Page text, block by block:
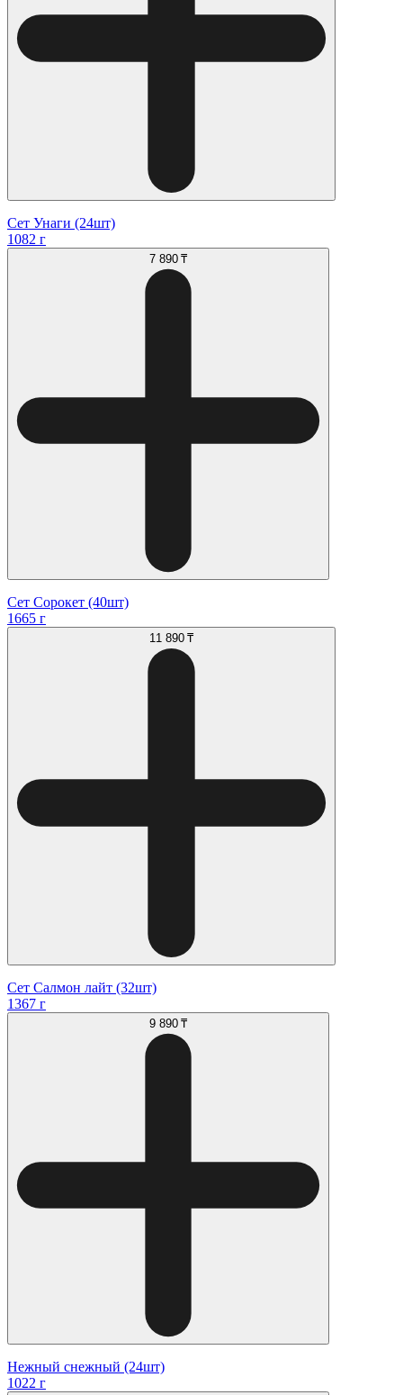
Сет Унаги (24шт)
1082 г
7 890 ₸
Сет Сорокет (40шт)
1665 г
11 890 ₸
Сет Салмон лайт (32шт)
1367 г
9 890 ₸
Нежный снежный (24шт)
1022 г